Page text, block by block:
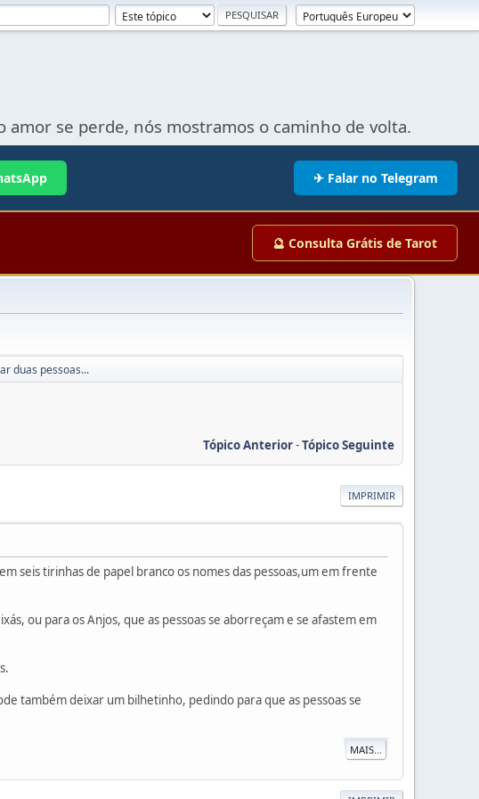
amor se perde, nós mostramos o caminho de volta.
✈ Falar no Telegram
🔮 Consulta Grátis de Tarot
duas pessoas...
Tópico Anterior-Tópico Seguinte
IMPRIMIR
seis tirinhas de papel branco os nomes das pessoas,um em frente
ou para os Anjos, que as pessoas se aborreçam e se afastem em
também deixar um bilhetinho, pedindo para que as pessoas se
MAIS...